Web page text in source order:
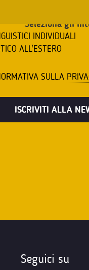
Seleziona gli
INDIVIDUALI
ALL'ESTERO
SULLA
Seguici su